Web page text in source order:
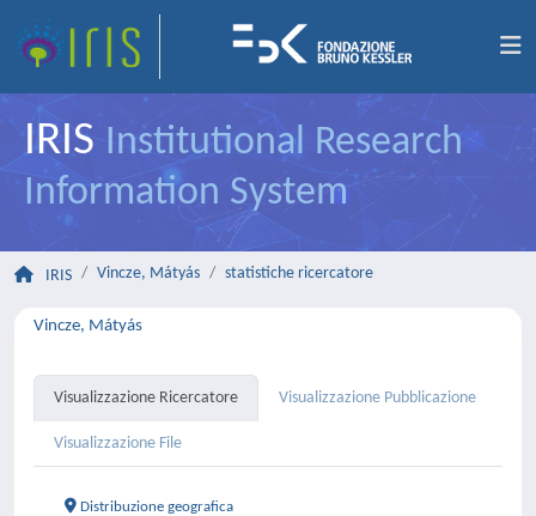
IRIS Institutional Research
Information System
IRIS Vincze, Mátyás statistiche ricercatore
Vincze, Mátyás
Visualizzazione Ricercatore Visualizzazione Pubblicazione
Visualizzazione File
Distribuzione geografica